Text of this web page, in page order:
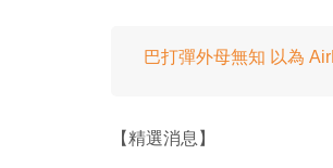
巴打彈外母無知 以為
【精選消息】